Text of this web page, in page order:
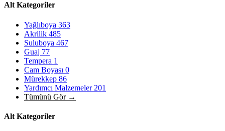
Alt Kategoriler
Yağlıboya 363
Akrilik 485
Suluboya 467
Guaj 77
Tempera 1
Cam Boyası 0
Mürekkep 86
Yardımcı Malzemeler 201
Tümünü Gör →
Alt Kategoriler